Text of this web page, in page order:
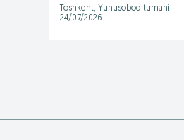
Toshkent, Yunusobod tumani
24/07/2026